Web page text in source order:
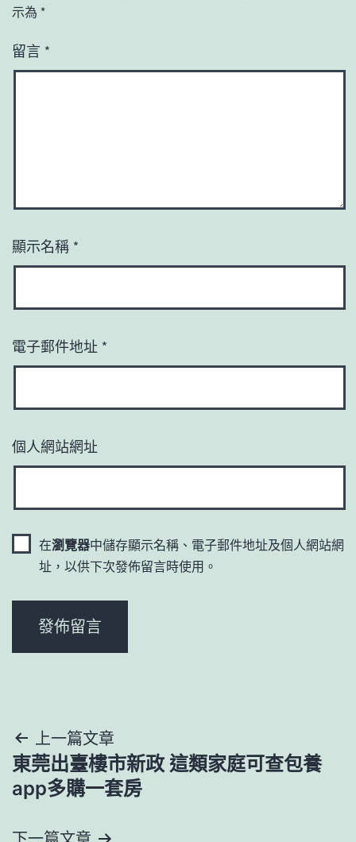
示為 *
留言 *
顯示名稱 *
電子郵件地址 *
個人網站網址
在瀏覽器中儲存顯示名稱、電子郵件地址及個人網站網
址，以供下次發佈留言時使用。
文
章
上一篇文章
東莞出臺樓市新政 這類家庭可查包養
app多購一套房
下一篇文章